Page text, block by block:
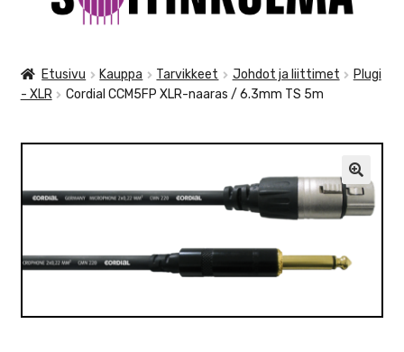
NUOTIT
TARVIKKEET
SEKALAISET
VALO
YRITYS
TARJOUKSET
Etusivu Kauppa Tarvikkeet Johdot ja liittimet
Plugi
- XLR
Cordial CCM5FP XLR-naaras / 6.3mm TS 5m
🔍